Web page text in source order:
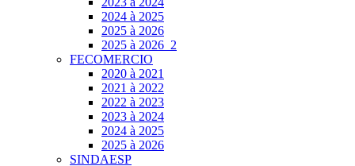
2024 à 2025
2025 à 2026
2025 à 2026_2
FECOMERCIO
2020 à 2021
2021 à 2022
2022 à 2023
2023 à 2024
2024 à 2025
2025 à 2026
SINDAESP